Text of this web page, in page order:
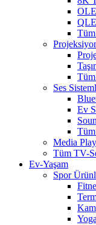
Ses
Ev
Media
Tüm TV-
Ev-Yaşam
Spor